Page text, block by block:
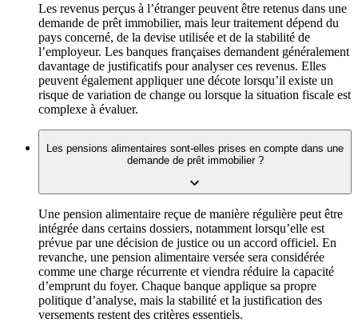
Les revenus perçus à l’étranger peuvent être retenus dans une
demande de prêt immobilier, mais leur traitement dépend du
pays concerné, de la devise utilisée et de la stabilité de
l’employeur. Les banques françaises demandent généralement
davantage de justificatifs pour analyser ces revenus. Elles
peuvent également appliquer une décote lorsqu’il existe un
risque de variation de change ou lorsque la situation fiscale est
complexe à évaluer.
Les pensions alimentaires sont-elles prises en compte dans une
demande de prêt immobilier ?
Une pension alimentaire reçue de manière régulière peut être
intégrée dans certains dossiers, notamment lorsqu’elle est
prévue par une décision de justice ou un accord officiel. En
revanche, une pension alimentaire versée sera considérée
comme une charge récurrente et viendra réduire la capacité
d’emprunt du foyer. Chaque banque applique sa propre
politique d’analyse, mais la stabilité et la justification des
versements restent des critères essentiels.